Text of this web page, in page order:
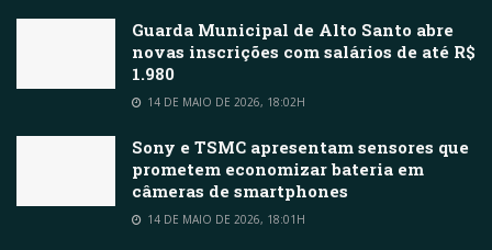
Guarda Municipal de Alto Santo abre
novas inscrições com salários de até R$
1.980
14 DE MAIO DE 2026, 18:02H
Sony e TSMC apresentam sensores que
prometem economizar bateria em
câmeras de smartphones
14 DE MAIO DE 2026, 18:01H